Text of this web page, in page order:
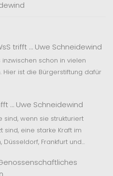
trifft … Uwe Schneidewind
schon in vielen
Hier ist die Bürgerstiftung dafür
… Uwe Schneidewind
sind, wenn sie strukturiert
sind, eine starke Kraft im
Düsseldorf, Frankfurt und…